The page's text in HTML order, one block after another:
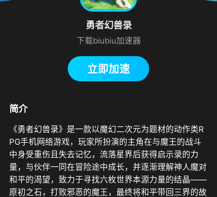
勇者幻兽录
下载biubiu加速器
立即加速
简介
《勇者幻兽录》是一款以魔幻二次元为题材的动作类R
PG手机网络游戏，玩家所扮演的主角在与魔王的战斗
中身受重伤且失去记忆，流落星界后获得启示录的力
量，与伙伴一同在冒险途中成长，并逐渐理解神人魔对
和平的渴望，致力于寻找六枚世界本源力量的结晶——
原初之石，打败邪恶的魔王，最终将和平带回三界的故